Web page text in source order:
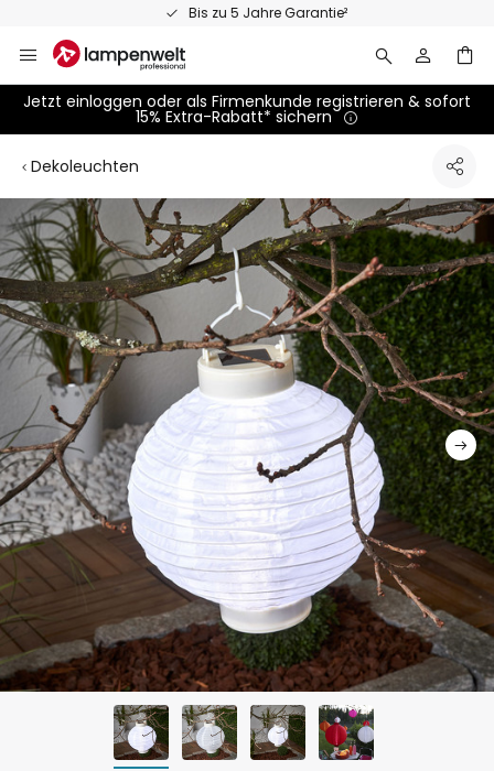
Persönliche Fachberatung
Inhalt
springen
Jetzt einloggen oder als Firmenkunde registrieren & sofort
15% Extra-Rabatt* sichern
Dekoleuchten
Zum
Ende
der
Bildgalerie
springen